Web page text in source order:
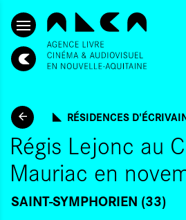
ALLER AU CONTENU
RÉSIDENCES
Régis Lejonc au
Mauriac en
SAINT-SYMPHORIEN (33)